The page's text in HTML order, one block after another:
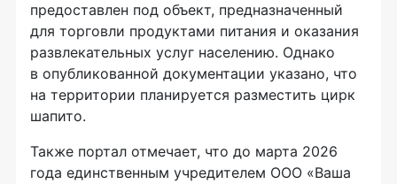
предоставлен под объект, предназначенный
для торговли продуктами питания и оказания
развлекательных услуг населению. Однако
в опубликованной документации указано, что
на территории планируется разместить цирк
шапито.
Также портал отмечает, что до марта 2026
года единственным учредителем ООО «Ваша